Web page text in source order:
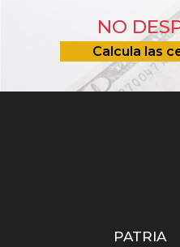
NO
Calcula las
PATRIA